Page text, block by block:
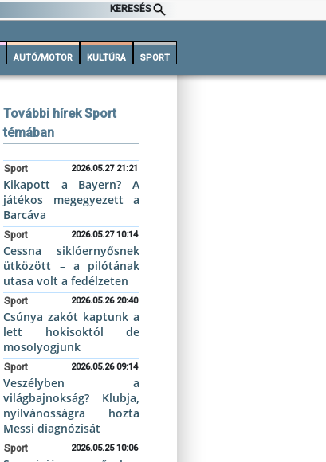
KERESÉS
AUTÓ/MOTOR KULTÚRA SPORT
További hírek Sport
témában
Sport 2026.05.27 21:21
Kikapott a Bayern? A
játékos megegyezett a
Barcáva
Sport 2026.05.27 10:14
Cessna siklóernyősnek
ütközött – a pilótának
utasa volt a fedélzeten
Sport 2026.05.26 20:40
Csúnya zakót kaptunk a
lett hokisoktól de
mosolyogjunk
Sport 2026.05.26 09:14
Veszélyben a
világbajnokság? Klubja,
nyilvánosságra hozta
Messi diagnózisát
Sport 2026.05.25 10:06